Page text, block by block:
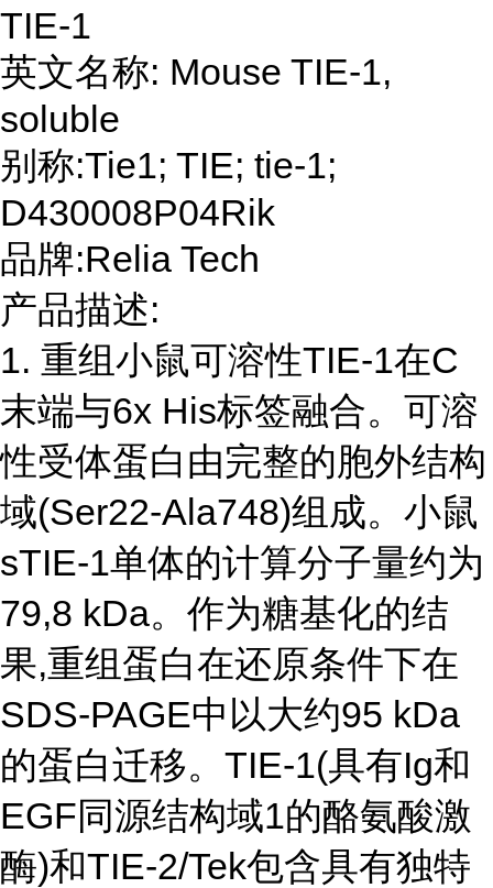
TIE-1
英文名称: Mouse TIE-1,
soluble
别称:Tie1; TIE; tie-1;
D430008P04Rik
品牌:Relia Tech
产品描述:
1. 重组小鼠可溶性TIE-1在C
末端与6x His标签融合。可溶
性受体蛋白由完整的胞外结构
域(Ser22-Ala748)组成。小鼠
sTIE-1单体的计算分子量约为
79,8 kDa。作为糖基化的结
果,重组蛋白在还原条件下在
SDS-PAGE中以大约95 kDa
的蛋白迁移。TIE-1(具有Ig和
EGF同源结构域1的酪氨酸激
酶)和TIE-2/Tek包含具有独特